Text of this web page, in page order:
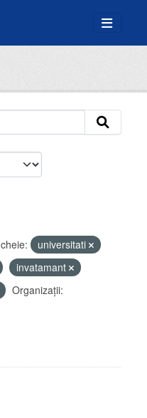
universitati
invatamant
Organizații: